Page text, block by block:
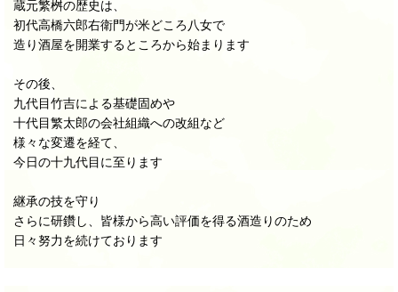
蔵元繁桝の歴史は、
初代高橋六郎右衛門が米どころ八女で
造り酒屋を開業するところから始まります
その後、
九代目竹吉による基礎固めや
十代目繁太郎の会社組織への改組など
様々な変遷を経て、
今日の十九代目に至ります
継承の技を守り
さらに研鑽し、皆様から高い評価を得る酒造りのため
日々努力を続けております